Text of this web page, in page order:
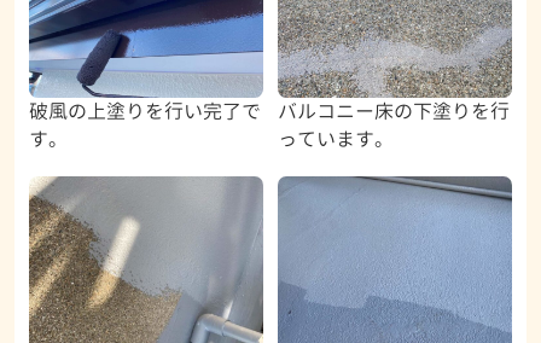
破風の上塗りを行い完了で
す。
バルコニー床の下塗りを行
っています。